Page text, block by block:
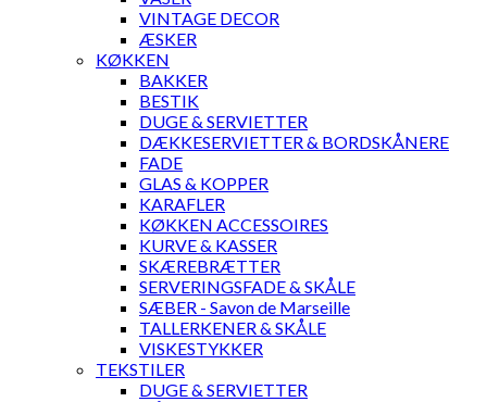
VINTAGE DECOR
ÆSKER
KØKKEN
BAKKER
BESTIK
DUGE & SERVIETTER
DÆKKESERVIETTER & BORDSKÅNERE
FADE
GLAS & KOPPER
KARAFLER
KØKKEN ACCESSOIRES
KURVE & KASSER
SKÆREBRÆTTER
SERVERINGSFADE & SKÅLE
SÆBER - Savon de Marseille
TALLERKENER & SKÅLE
VISKESTYKKER
TEKSTILER
DUGE & SERVIETTER